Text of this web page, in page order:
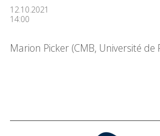
12.10.2021
14:00
Marion Picker (CMB, Université de